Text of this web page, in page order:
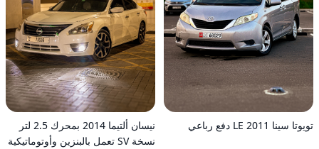
تويوتا سينا 2011 LE دفع رباعي
نيسان ألتيما 2014 بمحرك 2.5 لتر
نسخة SV تعمل بالبنزين وأوتوماتيكية